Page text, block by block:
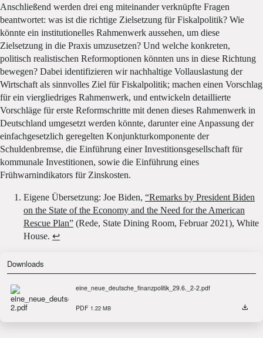
Anschließend werden drei eng miteinander verknüpfte Fragen
beantwortet: was ist die richtige Zielsetzung für Fiskalpolitik? Wie
könnte ein institutionelles Rahmenwerk aussehen, um diese
Zielsetzung in die Praxis umzusetzen? Und welche konkreten,
politisch realistischen Reformoptionen könnten uns in diese Richtung
bewegen? Dabei identifizieren wir nachhaltige Vollauslastung der
Wirtschaft als sinnvolles Ziel für Fiskalpolitik; machen einen Vorschlag
für ein viergliedriges Rahmenwerk, und entwickeln detaillierte
Vorschläge für erste Reformschritte mit denen dieses Rahmenwerk in
Deutschland umgesetzt werden könnte, darunter eine Anpassung der
einfachgesetzlich geregelten Konjunkturkomponente der
Schuldenbremse, die Einführung einer Investitionsgesellschaft für
kommunale Investitionen, sowie die Einführung eines
Frühwarnindikators für Zinskosten.
Eigene Übersetzung: Joe Biden, “Remarks by President Biden
on the State of the Economy and the Need for the American
Rescue Plan” (Rede, State Dining Room, Februar 2021), White
House. ↩
Downloads
eine_neue_deutsche_finanzpolitik_29.6._2-2.pdf
PDF 1.22 MB